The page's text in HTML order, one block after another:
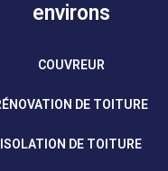
environs
COUVREUR
DE TOITURE
ISOLATION DE TOITURE